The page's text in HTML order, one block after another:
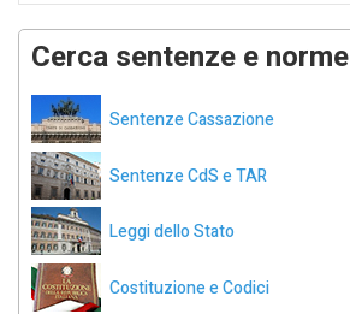
Cerca sentenze e norme
Sentenze Cassazione
Sentenze CdS e TAR
Leggi dello Stato
Costituzione e Codici